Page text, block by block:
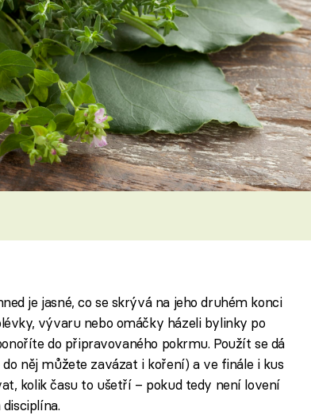
je jasné, co se skrývá na jeho druhém konci
vývaru nebo omáčky házeli bylinky po
do připravovaného pokrmu. Použít se dá
něj můžete zavázat i koření) a ve finále i kus
kolik času to ušetří – pokud tedy není lovení